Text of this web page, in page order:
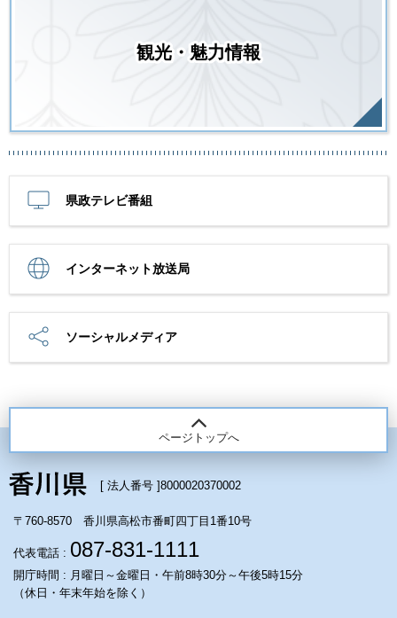
観光・魅力情報
県政テレビ番組
インターネット放送局
ソーシャルメディア
ページトップへ
[ 法人番号 ]8000020370002
〒760-8570 香川県高松市番町四丁目1番10号
代表電話 : 087-831-1111
開庁時間 : 月曜日～金曜日・午前8時30分～午後5時15分
（休日・年末年始を除く）